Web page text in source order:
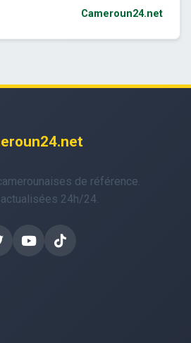
Cameroun24.net
de référence.
24h/24.